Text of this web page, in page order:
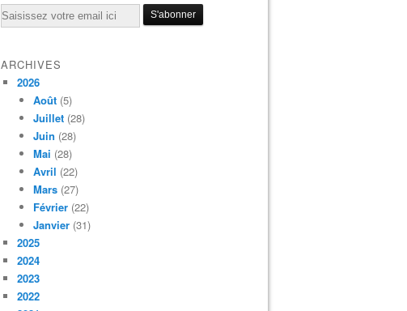
Email
ARCHIVES
2026
Août (5)
Juillet (28)
Juin (28)
Mai (28)
Avril (22)
Mars (27)
Février (22)
Janvier (31)
2025
2024
2023
2022